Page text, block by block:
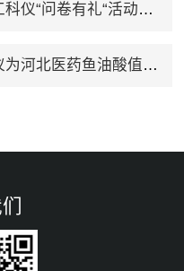
有礼“活动，参与赢好礼！
药鱼油酸值检测 “保驾护航”